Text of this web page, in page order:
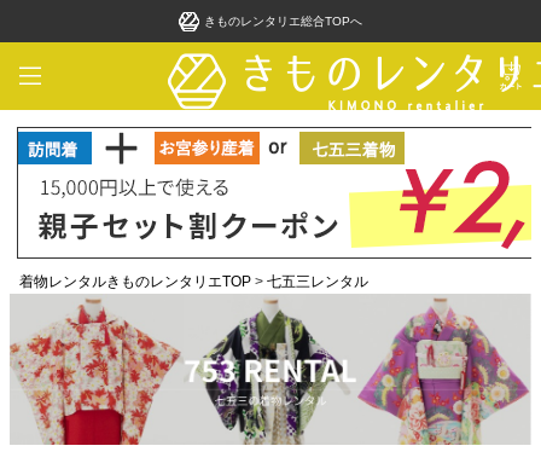
きものレンタリエ総合TOPへ
着物レンタルきものレンタリエTOP > 七五三レンタル